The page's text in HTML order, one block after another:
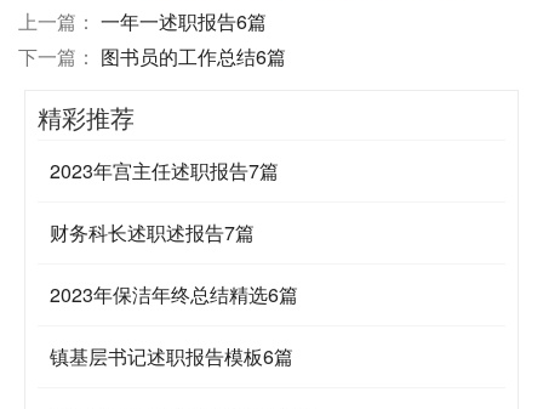
上一篇： 一年一述职报告6篇
下一篇： 图书员的工作总结6篇
精彩推荐
2023年宫主任述职报告7篇
财务科长述职述报告7篇
2023年保洁年终总结精选6篇
镇基层书记述职报告模板6篇